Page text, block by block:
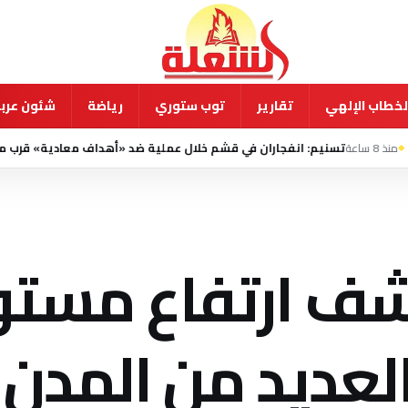
الإلهي تقارير توب ستوري رياضة شئون
انفجاران في قشم خلال عملية ضد «أهداف معادية» قرب مضيق هرمز
ارتفاع
من المدن